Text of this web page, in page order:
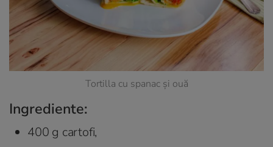
Tortilla cu spanac și ouă
Ingrediente:
400 g cartofi,